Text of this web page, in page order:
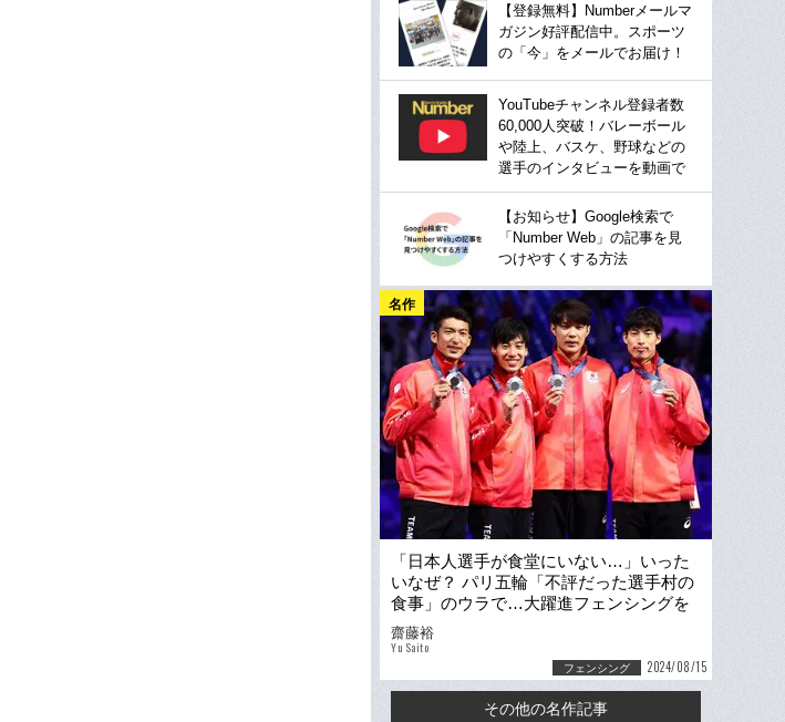
【登録無料】Numberメールマ
ガジン好評配信中。スポーツ
の「今」をメールでお届け！
YouTubeチャンネル登録者数
60,000人突破！バレーボール
や陸上、バスケ、野球などの
選手のインタビューを動画で
【お知らせ】Google検索で
「Number Web」の記事を見
つけやすくする方法
名作
「日本人選手が食堂にいない…」いった
いなぜ？ パリ五輪「不評だった選手村の
食事」のウラで…大躍進フェンシングを
支えた“超人気店のおむすび”
齋藤裕
Yu Saito
フェンシング 2024/08/15
その他の名作記事